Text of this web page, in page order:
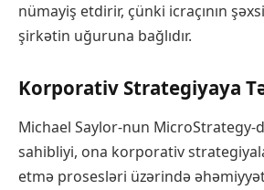
nümayiş etdirir, çünki icraçının
şirkətin uğuruna bağlıdır.
Korporativ Strategiyaya
Michael Saylor-nun MicroStrategy-
sahibliyi, ona korporativ
etmə prosesləri üzərində